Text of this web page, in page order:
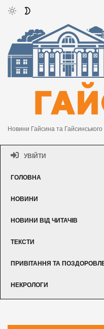
Новини Гайсина та
УВІЙТИ
ГОЛОВНА
НОВИНИ
НОВИНИ ВІД ЧИТАЧІВ
ТЕКСТИ
ПРИВІТАННЯ ТА
НЕКРОЛОГИ